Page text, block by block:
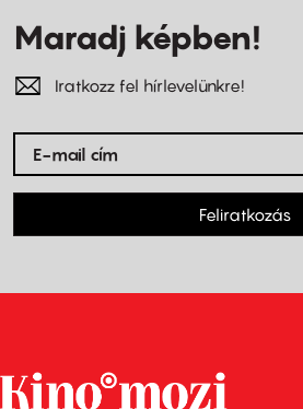
Maradj képben!
Iratkozz fel hírlevelünkre!
Feliratkozás